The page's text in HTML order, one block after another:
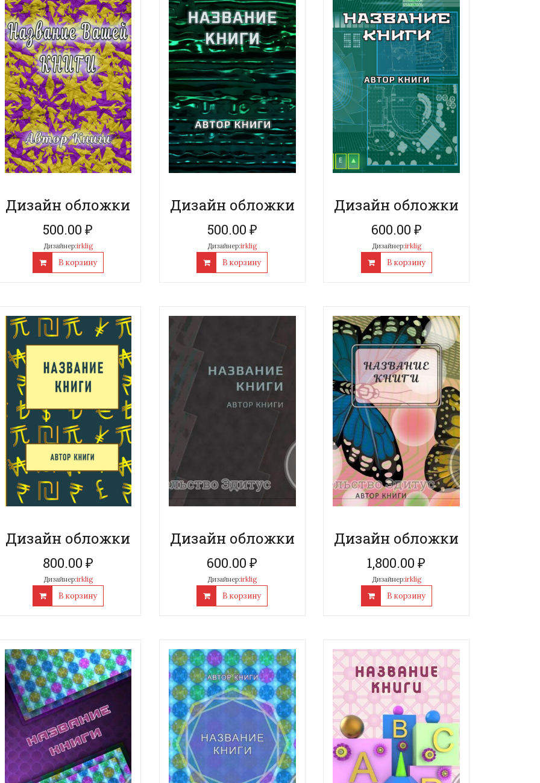
Дизайн обложки
500.00₽
Дизайнер:irklig
В корзину
Дизайн обложки
500.00 ₽
Дизайнер:irklig
В корзину
Дизайн обложки
600.00 ₽
Дизайнер:irklig
В корзину
Дизайн обложки
800.00 ₽
Дизайнер:irklig
В корзину
Дизайн обложки
600.00₽
Дизайнер:irklig
В корзину
Дизайн обложки
1,800.00₽
Дизайнер:irklig
В корзину